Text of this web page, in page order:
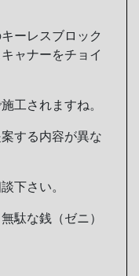
ーレスブロック
ャナーをチョイ
工されますね。
する内容が異な
下さい。
駄な銭（ゼニ）